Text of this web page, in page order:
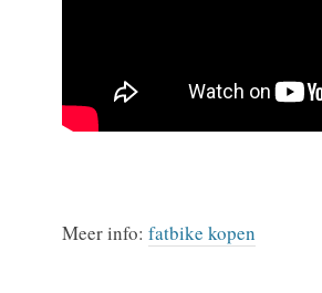
Meer info: fatbike kopen